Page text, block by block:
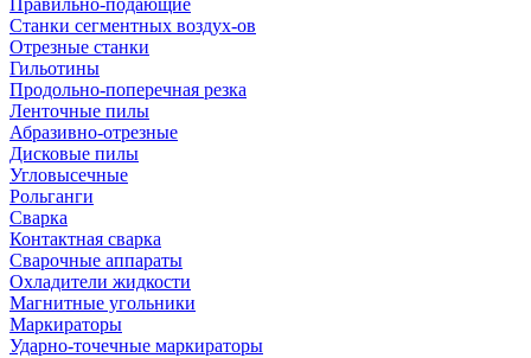
Правильно-подающие
Станки сегментных воздух-ов
Отрезные станки
Гильотины
Продольно-поперечная резка
Ленточные пилы
Абразивно-отрезные
Дисковые пилы
Угловысечные
Рольганги
Сварка
Контактная сварка
Сварочные аппараты
Охладители жидкости
Магнитные угольники
Маркираторы
Ударно-точечные маркираторы